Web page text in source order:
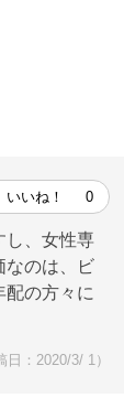
いいね！ 0
し、女性専
なのは、ビ
配の方々に
：2020/3/ 1）